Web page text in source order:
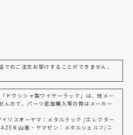
のご注文お受けすることができません、
ドウシシャ製ワイヤーラック」は、他メー
んので、パーツ追加購入等の際はメーカー
リスオーヤマ：メタルラック /エレクター
山善・ヤマゼン：メタルシェルフ/ニ